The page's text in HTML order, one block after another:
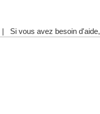
| Si vous avez besoin d'aide,